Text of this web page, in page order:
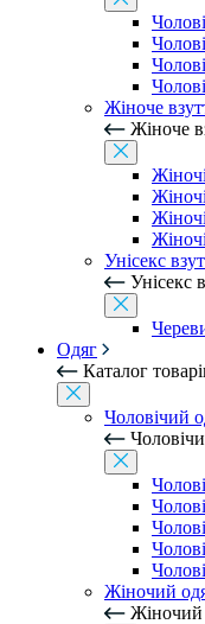
Жіноче
Жіноче
Унісекс
Унісекс
Одяг
Каталог
Чоловічий
Жіночий
Жіночий